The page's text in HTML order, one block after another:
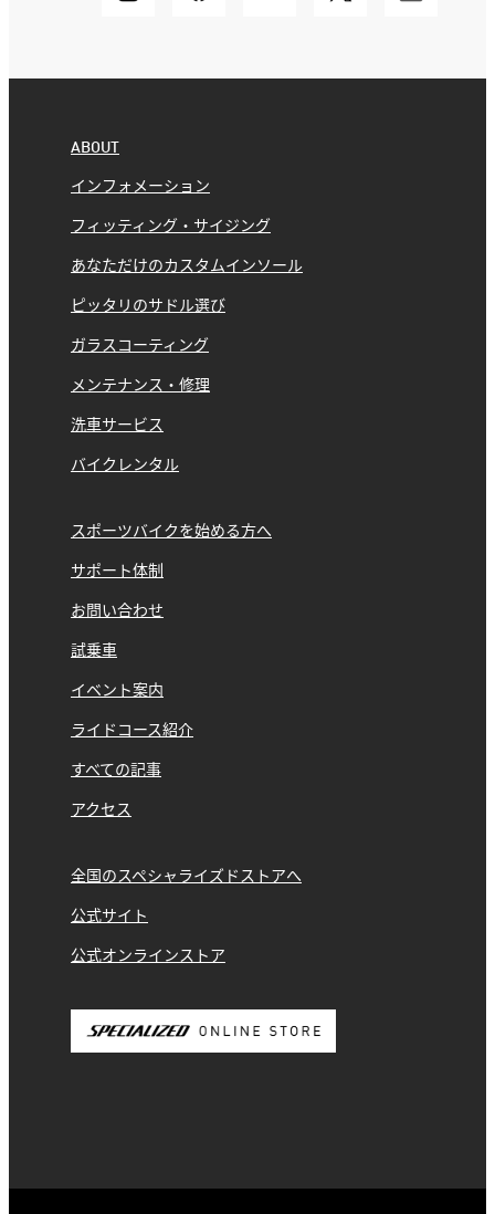
ABOUT
インフォメーション
フィッティング・サイジング
あなただけのカスタムインソール
ピッタリのサドル選び
ガラスコーティング
メンテナンス・修理
洗車サービス
バイクレンタル
スポーツバイクを始める方へ
サポート体制
お問い合わせ
試乗車
イベント案内
ライドコース紹介
すべての記事
アクセス
全国のスペシャライズドストアへ
公式サイト
公式オンラインストア